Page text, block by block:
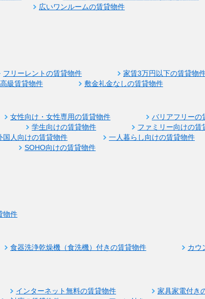
広いワンルームの賃貸物件
フリーレントの賃貸物件
家賃3万円以下の賃貸物
高級賃貸物件 敷金礼金なしの賃貸物件
女性向け・女性専用の賃貸物件
バリアフリーの
学生向けの賃貸物件 ファミリー向けの賃
国人向けの賃貸物件
一人暮らし向けの賃貸物件
SOHO向けの賃貸物件
物件
食器洗浄乾燥機（食洗機）付きの賃貸物件
カウ
インターネット無料の賃貸物件
家具家電付き